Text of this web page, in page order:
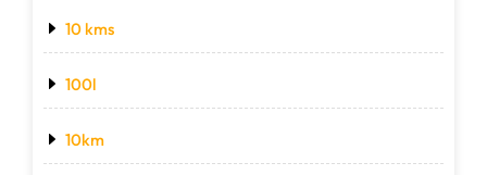
10 kms
100l
10km